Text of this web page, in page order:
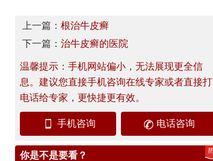
上一篇： 根治牛皮癣
下一篇： 治牛皮癣的医院
温馨提示：手机网站偏小，无法展现更全信
息。建议您直接手机咨询在线专家或者直接打
电话给专家，更快捷更有效。
手机咨询 电话咨询
你是不是要看？